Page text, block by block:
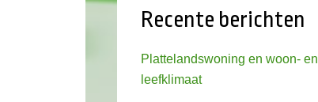
Recente berichten
Plattelandswoning en woon- en
leefklimaat